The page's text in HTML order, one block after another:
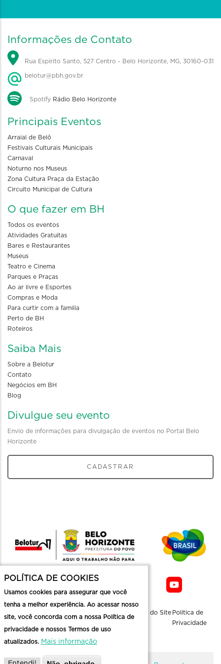
Informações de Contato
Rua Espírito Santo, 527 Centro - Belo Horizonte, MG, 30160-031
belotur@pbh.gov.br
Spotify Rádio Belo Horizonte
Principais Eventos
Arraial de Belô
Festivais Culturais Municipais
Carnaval
Noturno nos Museus
Zona Cultura Praça da Estação
Circuito Municipal de Cultura
O que fazer em BH
Todos os eventos
Atividades Gratuitas
Bares e Restaurantes
Museus
Teatro e Cinema
Parques e Praças
Ao ar livre e Esportes
Compras e Moda
Para curtir com a familia
Perto de BH
Roteiros
Saiba Mais
Sobre a Belotur
Contato
Negócios em BH
Blog
Divulgue seu evento
Envio de informações para divulgação de eventos no Portal Belo
Horizonte
CADASTRAR
Mapa do Site Politica de
Privacidade
POLÍTICA DE COOKIES
Usamos cookies para assegurar que você
tenha a melhor experiência. Ao acessar nosso
site, você concorda com a nossa Política de
privacidade e nossos Termos de uso
atualizados. Mais informação